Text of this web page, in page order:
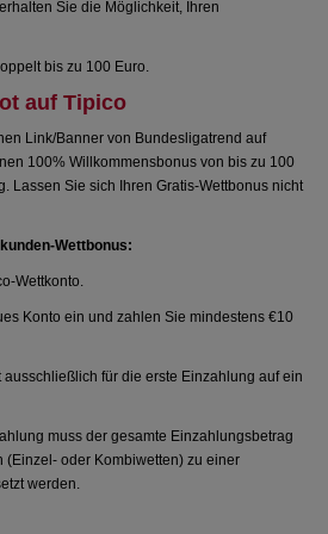
Sie die Möglichkeit, Ihren
bis zu 100 Euro.
auf Tipico
Link/Banner von Bundesligatrend auf
100% Willkommensbonus von bis zu 100
Lassen Sie sich Ihren Gratis-Wettbonus nicht
Wettbonus:
Wettkonto.
Konto ein und zahlen Sie mindestens €10
für die erste Einzahlung auf ein
muss der gesamte Einzahlungsbetrag
(Einzel- oder Kombiwetten) zu einer
werden.